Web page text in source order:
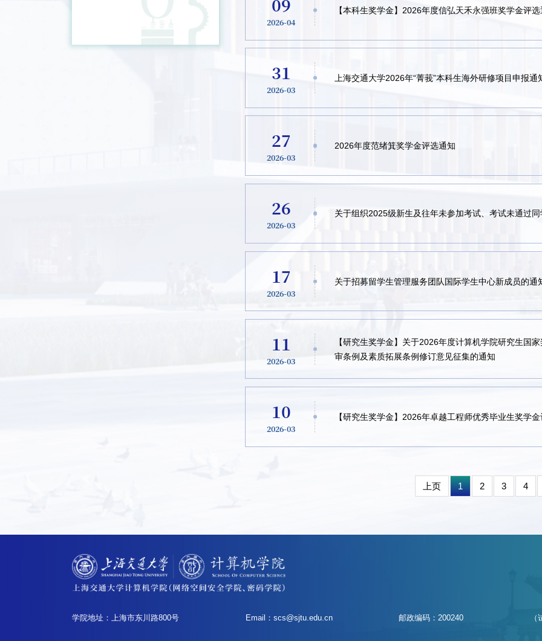
2026-04
【本科生奖学金】2026年度信弘天禾永强班奖学金评选
31
2026-03
上海交通大学2026年“菁莪”本科生海外研修项目申报通
27
2026-03
2026年度范绪箕奖学金评选通知
26
2026-03
关于组织2025级新生及往年未参加考试、考试未通过
17
2026-03
关于招募留学生管理服务团队国际学生中心新成员的通
11
2026-03
【研究生奖学金】关于2026年度计算机学院研究生国
审条例及素质拓展条例修订意见征集的通知
10
2026-03
【研究生奖学金】2026年卓越工程师优秀毕业生奖学
上页 1 2 3 4
学院地址：上海市东川路800号 Email：scs@sjtu.edu.cn 邮政编码：200240